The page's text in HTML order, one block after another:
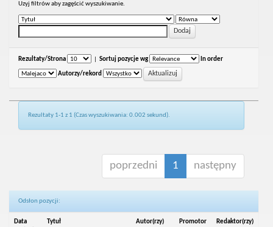
Uzyj filtrów aby zagęścić wyszukiwanie.
Rezultaty/Strona Sortuj pozycje wg In order
Autorzy/rekord
Rezultaty 1-1 z 1 (Czas wyszukiwania: 0.002 sekund).
poprzedni 1 następny
Odsłon pozycji:
Data
Tytuł Autor(rzy) Promotor Redaktor(rzy)